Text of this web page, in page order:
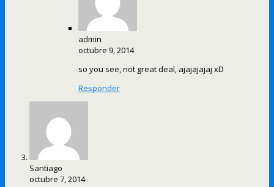
admin
octubre 9, 2014
so you see, not great deal, ajajajajaj xD
Responder
Santiago
octubre 7, 2014